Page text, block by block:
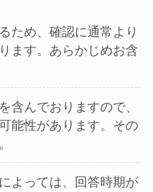
ため、確認に通常より
ます。あらかじめお含
含んでおりますので、
能性があります。その
よっては、回答時期が